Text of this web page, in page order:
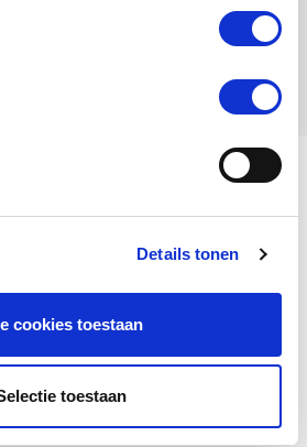
Details tonen
cookies toestaan
toestaan
, born in2011.